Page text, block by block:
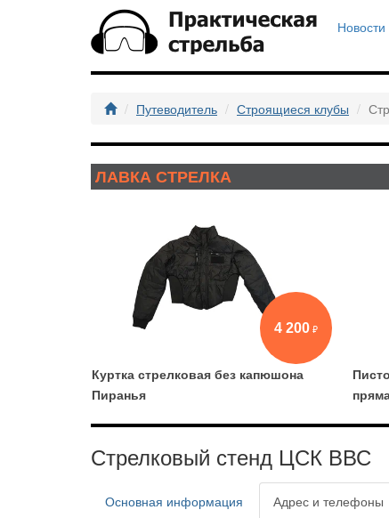
Новости
Путеводитель Строящиеся клубы
ЛАВКА СТРЕЛКА
4 200
Куртка стрелковая без капюшона
Пиранья
Стрелковый стенд ЦСК ВВС
Основная информация Адрес и телефоны